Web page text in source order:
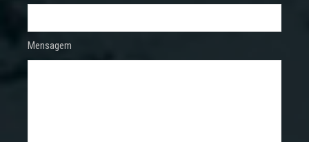
Mensagem